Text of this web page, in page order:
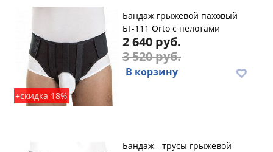
+скидка 18%
Бандаж грыжевой паховый
БГ-111 Orto с пелотами
2 640 руб.
3 520 руб.
В корзину
Бандаж - трусы грыжевой